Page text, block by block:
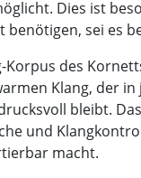
Dies ist
benötigen, sei es
Korpus des
Klang, der
bleibt.
und
macht.